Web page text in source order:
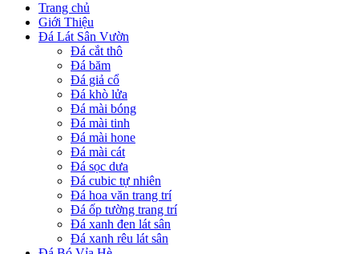
Trang chủ
Giới Thiệu
Đá Lát Sân Vườn
Đá cắt thô
Đá băm
Đá giả cổ
Đá khò lửa
Đá mài bóng
Đá mài tinh
Đá mài hone
Đá mài cát
Đá sọc dưa
Đá cubic tự nhiên
Đá hoa văn trang trí
Đá ốp tường trang trí
Đá xanh đen lát sân
Đá xanh rêu lát sân